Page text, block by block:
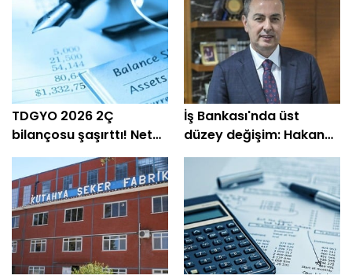
TDGYO 2026 2Ç
bilançosu şaşırttı! Net
kâr yüzde 105 bin arttı
İş Bankası'nda üst
düzey değişim: Hakan
Aran görevini
devrediyor